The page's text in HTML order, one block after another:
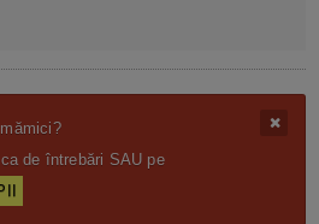
de întrebări SAU pe